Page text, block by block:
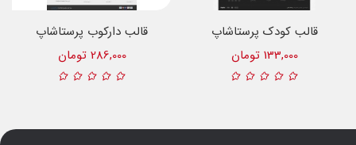
قالب دارکوب پرستاشاپ
286,000 تومان
قالب کودک پرستاشاپ
133,000 تومان